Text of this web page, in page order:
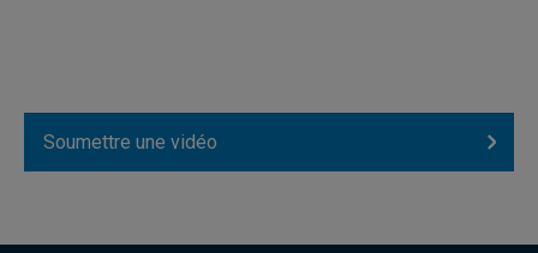
Soumettre une vidéo